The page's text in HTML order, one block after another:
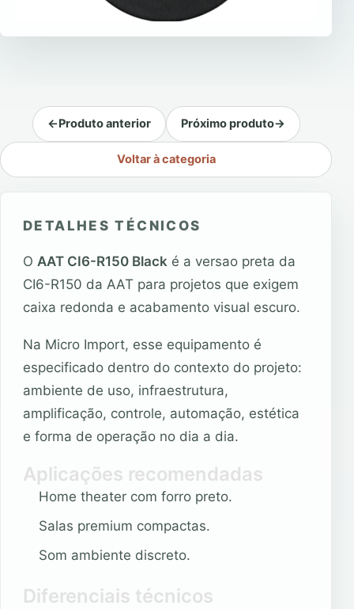
←Produto anterior
Voltar à categoria
Próximo produto→
DETALHES TÉCNICOS
O AAT CI6-R150 Black é a versao preta da
CI6-R150 da AAT para projetos que exigem
caixa redonda e acabamento visual escuro.
Na Micro Import, esse equipamento é
especificado dentro do contexto do projeto:
ambiente de uso, infraestrutura,
amplificação, controle, automação, estética
e forma de operação no dia a dia.
Aplicações recomendadas
Home theater com forro preto.
Salas premium compactas.
Som ambiente discreto.
Diferenciais técnicos